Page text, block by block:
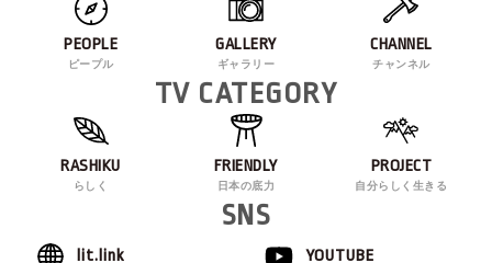
PEOPLE
ピープル
GALLERY
ギャラリー
CHANNEL
チャンネル
TV CATEGORY
RASHIKU
らしく
FRIENDLY
日本の底力
PROJECT
自分らしく生きる
SNS
lit.link YOUTUBE